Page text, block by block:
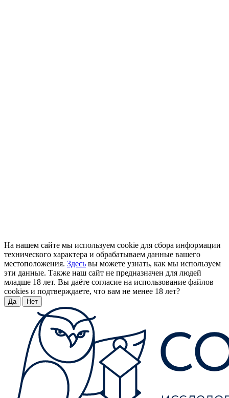
На нашем сайте мы используем cookie для сбора информации
технического характера и обрабатываем данные вашего
местоположения. Здесь вы можете узнать, как мы используем
эти данные. Также наш сайт не предназначен для людей
младше 18 лет. Вы даёте согласие на использование файлов
cookies и подтверждаете, что вам не менее 18 лет?
Да Нет